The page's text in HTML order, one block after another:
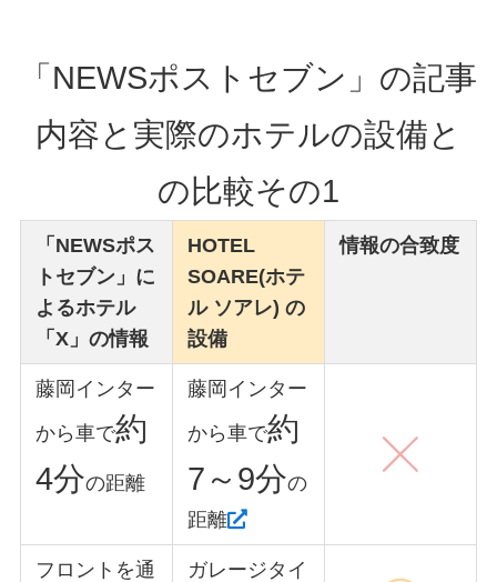
「NEWSポストセブン」の記事
内容と実際のホテルの設備と
の比較その1
「NEWSポス
トセブン」に
よるホテル
「X」の情報
HOTEL
SOARE(ホテ
ル ソアレ) の
設備
情報の合致度
藤岡インター
から車で約
4分の距離
藤岡インター
から車で約
7～9分の
距離
フロントを通
ガレージタイ